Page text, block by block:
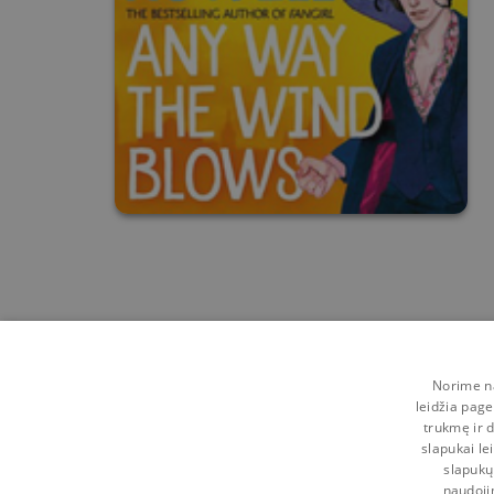
Norime
leidžia
trukmę ir
slapukai